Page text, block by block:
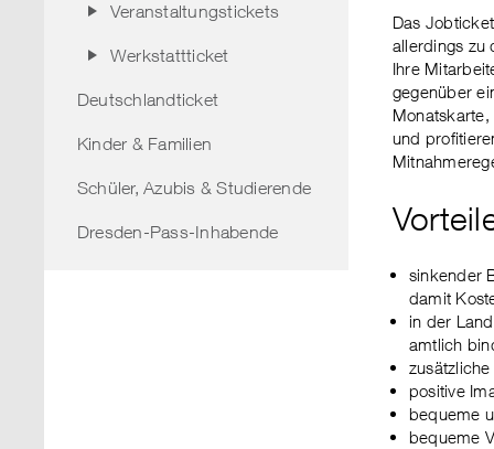
Veranstaltungstickets
Werkstattticket
Deutschlandticket
Kinder & Familien
Schüler, Azubis & Studierende
Dresden-Pass-Inhabende
Das
allerdings zu
Ihre
gegenüber
und
sinkender
damit
in der
amtlich
positive
bequeme
bequeme